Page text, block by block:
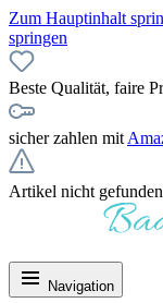
Zum Hauptinhalt
springen
Beste Qualität, faire
sicher zahlen mit
Artikel nicht
Navigation